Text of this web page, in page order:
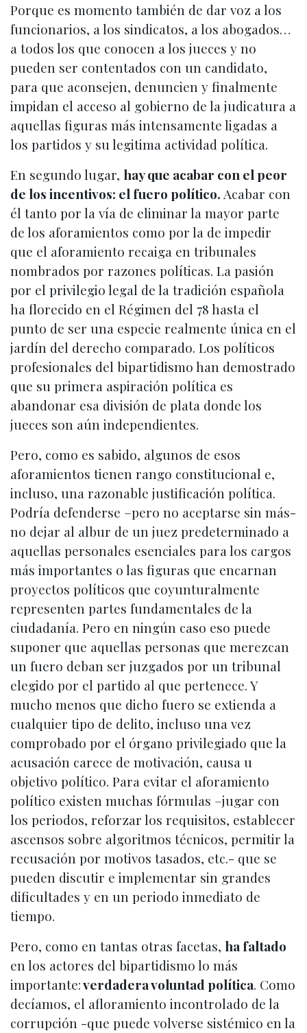
Porque es momento también de dar voz a los
funcionarios, a los sindicatos, a los abogados…
a todos los que conocen a los jueces y no
pueden ser contentados con un candidato,
para que aconsejen, denuncien y finalmente
impidan el acceso al gobierno de la judicatura a
aquellas figuras más intensamente ligadas a
los partidos y su legitima actividad política.
En segundo lugar, hay que acabar con el peor
de los incentivos: el fuero político.Acabar con
él tanto por la vía de eliminar la mayor parte
de los aforamientos como por la de impedir
que el aforamiento recaiga en tribunales
nombrados por razones políticas. La pasión
por el privilegio legal de la tradición española
ha florecido en el Régimen del 78 hasta el
punto de ser una especie realmente única en el
jardín del derecho comparado. Los políticos
profesionales del bipartidismo han demostrado
que su primera aspiración política es
abandonar esa división de plata donde los
jueces son aún independientes.
Pero, como es sabido, algunos de esos
aforamientos tienen rango constitucional e,
incluso, una razonable justificación política.
Podría defenderse –pero no aceptarse sin más-
no dejar al albur de un juez predeterminado a
aquellas personales esenciales para los cargos
más importantes o las figuras que encarnan
proyectos políticos que coyunturalmente
representen partes fundamentales de la
ciudadanía. Pero en ningún caso eso puede
suponer que aquellas personas que merezcan
un fuero deban ser juzgados por un tribunal
elegido por el partido al que pertenece. Y
mucho menos que dicho fuero se extienda a
cualquier tipo de delito, incluso una vez
comprobado por el órgano privilegiado que la
acusación carece de motivación, causa u
objetivo político. Para evitar el aforamiento
político existen muchas fórmulas –jugar con
los periodos, reforzar los requisitos, establecer
ascensos sobre algoritmos técnicos, permitir la
recusación por motivos tasados, etc.- que se
pueden discutir e implementar sin grandes
dificultades y en un periodo inmediato de
tiempo.
Pero, como en tantas otras facetas, ha faltado
en los actores del bipartidismo lo más
importante:verdadera voluntad política. Como
decíamos, el afloramiento incontrolado de la
corrupción -que puede volverse sistémico en la